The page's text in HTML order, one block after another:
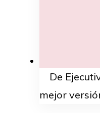
De
mejor